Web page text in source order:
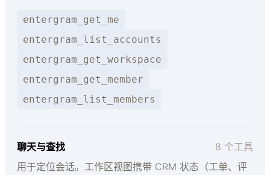
entergram_get_me
entergram_list_accounts
entergram_get_workspace
entergram_get_member
entergram_list_members
聊天与查找
8 个工具
用于定位会话。工作区视图携带 CRM 状态（工单、评